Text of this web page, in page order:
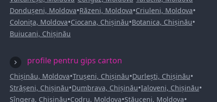
Dondușeni, Moldova•Răzeni, Moldova•Criuleni, Moldova•
Colonița, Moldova•Ciocana, Chișinău•Botanica, Chișinău•
Buiucani, Chișinău
profile pentru gips carton
Chișinău, Moldova•Trușeni, Chișinău•Durlești, Chișinău•
Strășeni, Chișinău•Dumbrava, Chișinău•Ialoveni, Chișinău•
Sîngera, Chișinău•Codru, Moldova•Stăuceni, Moldova•